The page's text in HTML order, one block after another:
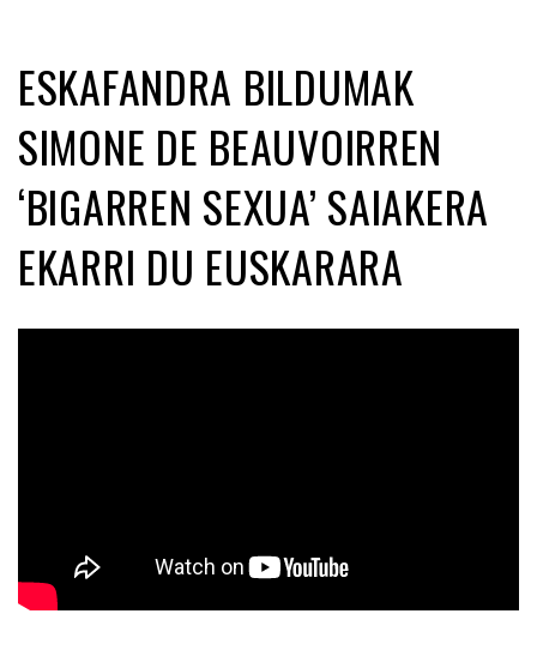
ESKAFANDRA BILDUMAK
SIMONE DE BEAUVOIRREN
‘BIGARREN SEXUA’ SAIAKERA
EKARRI DU EUSKARARA